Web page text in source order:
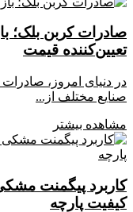
صادرات کربن بلک؛
تعیین‌کننده قیمت
در دنیای امروز،
صنایع مختلف از...
مشاهده بیشتر
کاربرد پیگمنت
کیفیت پارچه